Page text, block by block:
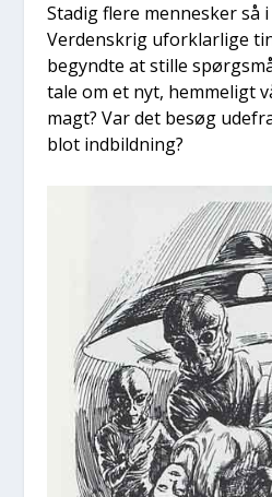
Sta­dig fle­re men­ne­sker så
Ver­denskrig ufor­klar­li­ge
begynd­te at stil­le
tale om et nyt, hem­me­ligt
magt? Var det besøg
blot ind­bild­ning?